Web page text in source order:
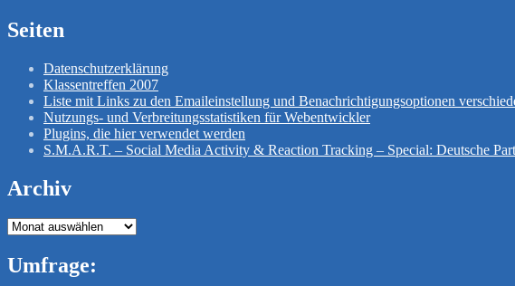
Seiten
Datenschutzerklärung
Klassentreffen 2007
Liste mit Links zu den Emaileinstellung und Benachrichtigungsoptionen
Nutzungs- und Verbreitungsstatistiken für Webentwickler
Plugins, die hier verwendet werden
S.M.A.R.T. – Social Media Activity & Reaction Tracking – Special: Deutsche
Archiv
Archiv
Umfrage: